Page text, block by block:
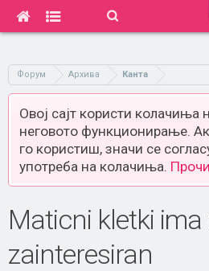
Форум Архива Канта
Овој сајт користи колачиња
неговото функционирање.
го користиш, значи се
употреба на колачиња.
Maticni kletki ima
zainteresiran